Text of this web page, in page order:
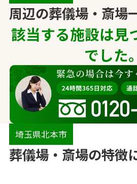
周辺の葬儀場・斎場
該当する施設は見
でした。
埼玉県北本市
葬儀場・斎場の特徴